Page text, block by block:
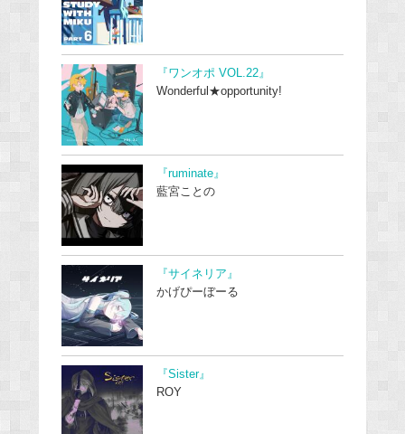
『ワンオポ VOL.22』
Wonderful★opportunity!
『ruminate』
藍宮ことの
『サイネリア』
かげぴーぼーる
『Sister』
ROY